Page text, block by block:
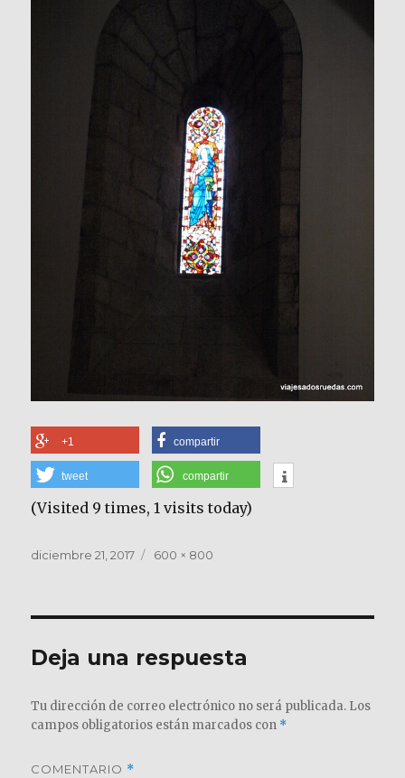
+1 compartir
tweet compartir
(Visited 9 times, 1 visits today)
Publicado
diciembre 21, 2017
Tamaño
600 × 800
Deja una respuesta
Tu dirección de correo electrónico no será publicada. Los
campos obligatorios están marcados con *
COMENTARIO *